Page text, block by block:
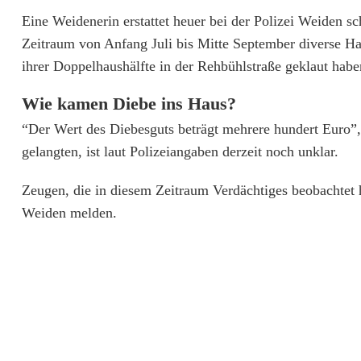
i
e
e
i
Eine Weidenerin erstattet heuer bei der Polizei Weiden
Zeitraum von Anfang Juli bis Mitte September diverse
ihrer Doppelhaushälfte in der Rehbühlstraße geklaut
Wie kamen Diebe ins Haus?
“Der Wert des Diebesguts beträgt mehrere hundert
gelangten, ist laut Polizeiangaben derzeit noch unklar.
Zeugen, die in diesem Zeitraum Verdächtiges
Weiden melden.